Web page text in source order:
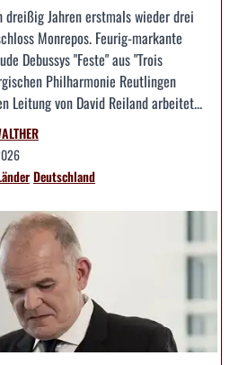
Jahren erstmals wieder drei
Monrepos. Feurig-markante
Debussys "Feste" aus "Trois
Philharmonie Reutlingen
Leitung von David Reiland arbeitet...
Deutschland